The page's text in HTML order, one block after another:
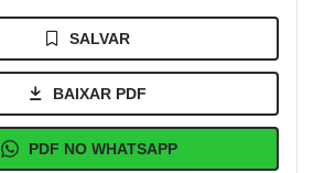
SALVAR
BAIXAR PDF
PDF NO WHATSAPP